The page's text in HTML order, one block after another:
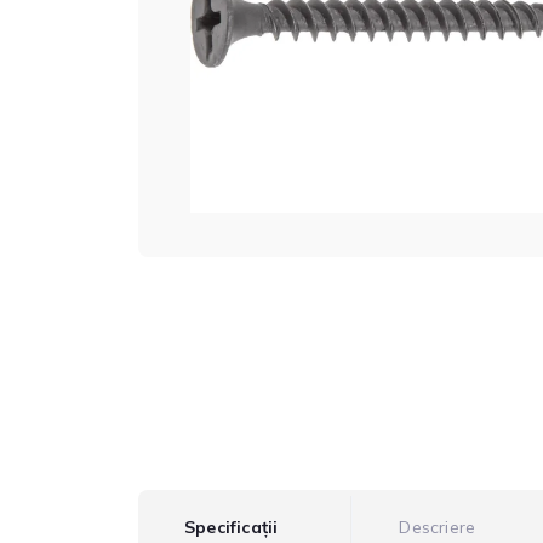
Specificații Descriere